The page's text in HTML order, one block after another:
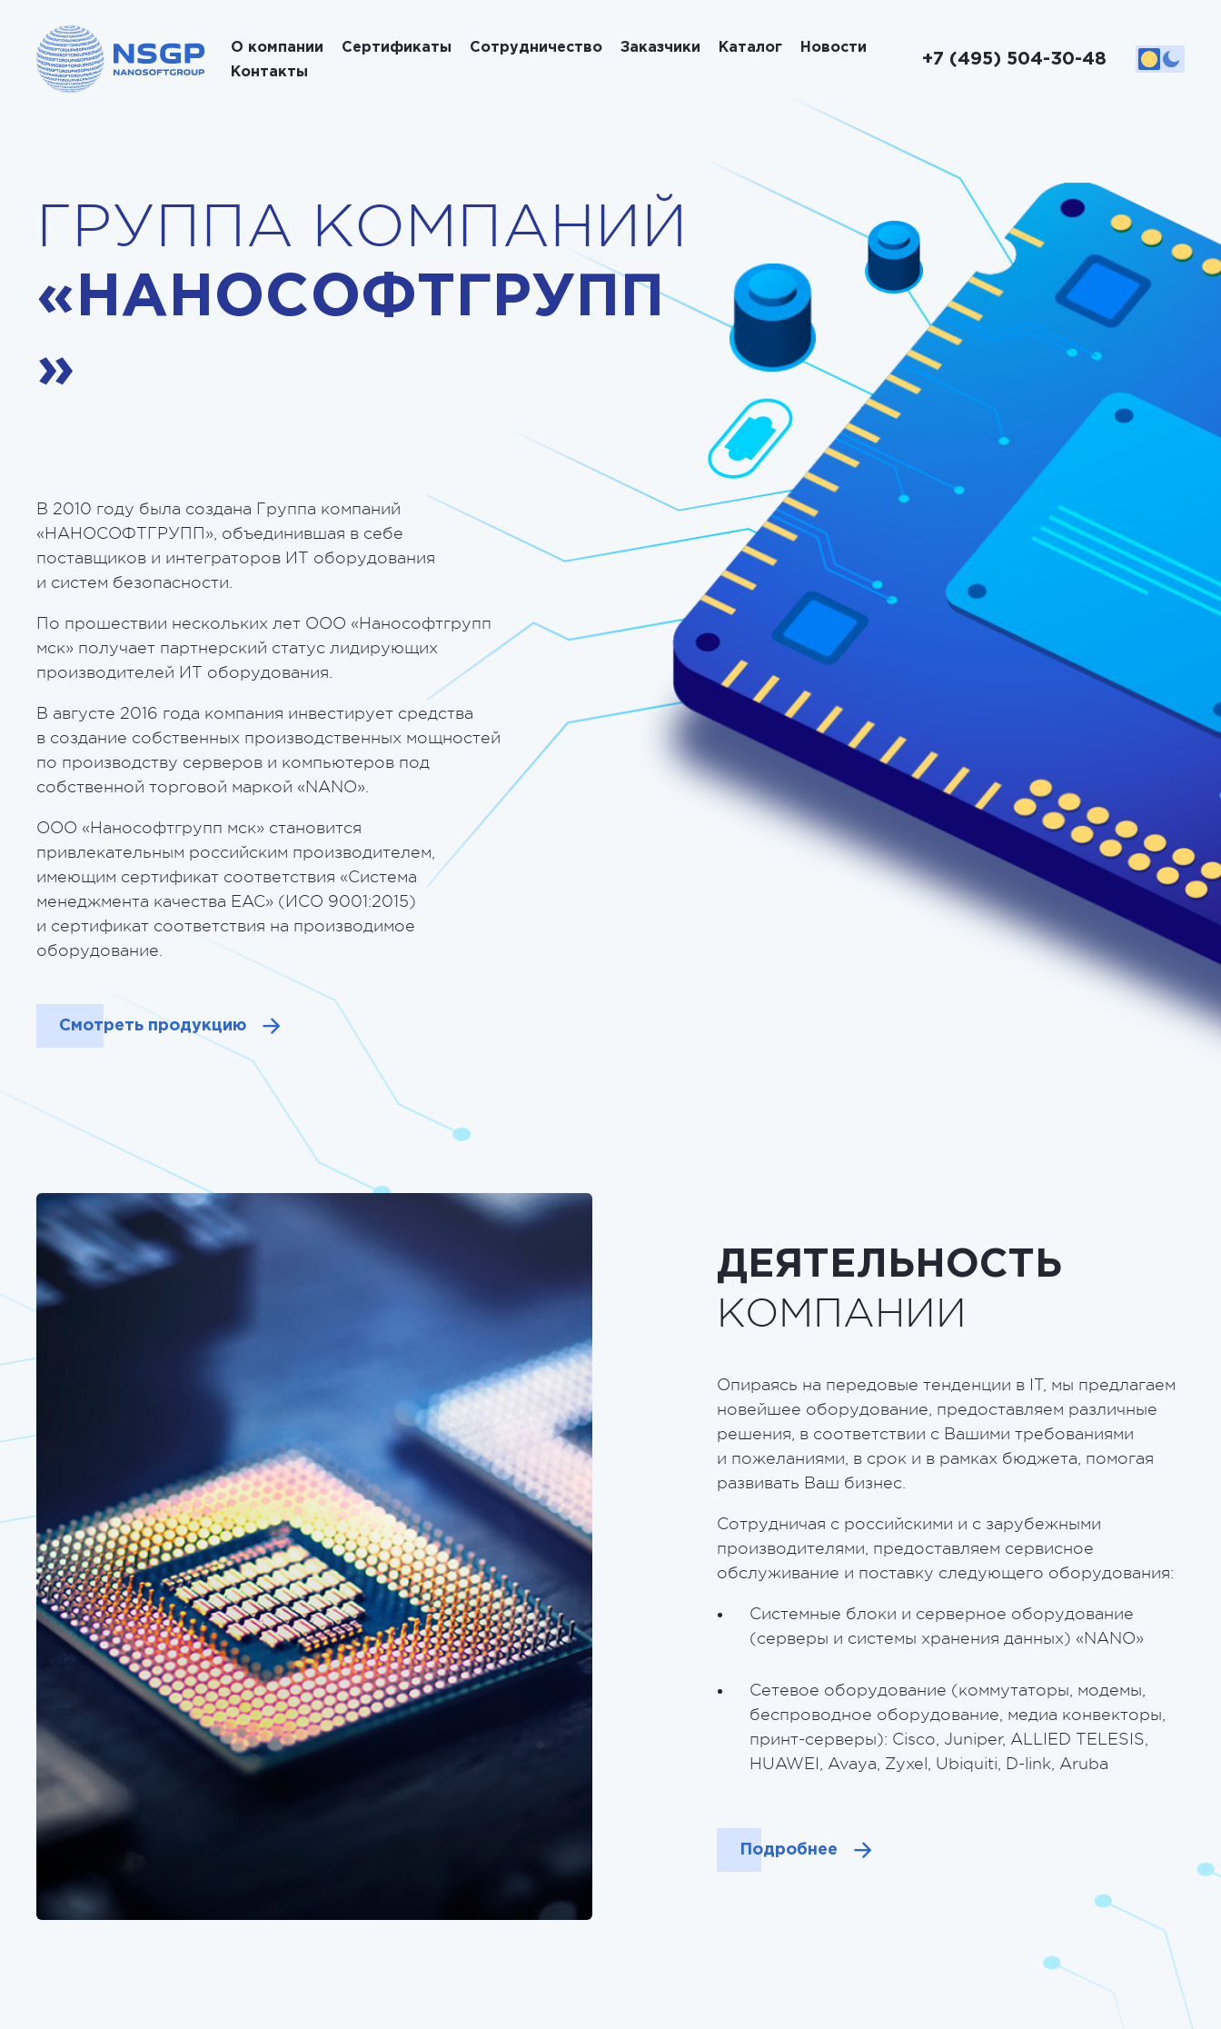
О компании Сертификаты Сотрудничество Заказчики Каталог
Новости
Контакты
+7 (495) 504-30-48
ГРУППА КОМПАНИЙ
«НАНОСОФТГРУПП
»
В 2010 году была создана Группа компаний
«НАНОСОФТГРУПП», объединившая в себе
поставщиков и интеграторов ИТ оборудования
и систем безопасности.
По прошествии нескольких лет ООО «Нанософтгрупп
мск» получает партнерский статус лидирующих
производителей ИТ оборудования.
В августе 2016 года компания инвестирует средства
в создание собственных производственных мощностей
по производству серверов и компьютеров под
собственной торговой маркой «NANO».
ООО «Нанософтгрупп мск» становится
привлекательным российским производителем,
имеющим сертификат соответствия «Система
менеджмента качества EAC» (ИСО 9001:2015)
и сертификат соответствия на производимое
оборудование.
Смотреть продукцию
ДЕЯТЕЛЬНОСТЬ
КОМПАНИИ
Опираясь на передовые тенденции в IT, мы предлагаем
новейшее оборудование, предоставляем различные
решения, в соответствии с Вашими требованиями
и пожеланиями, в срок и в рамках бюджета, помогая
развивать Ваш бизнес.
Сотрудничая с российскими и с зарубежными
производителями, предоставляем сервисное
обслуживание и поставку следующего оборудования:
Системные блоки и серверное оборудование
(серверы и системы хранения данных) «NANO»
Сетевое оборудование (коммутаторы, модемы,
беспроводное оборудование, медиа конвекторы,
принт-серверы): Cisco, Juniper, ALLIED TELESIS,
HUAWEI, Avaya, Zyxel, Ubiquiti, D-link, Aruba
Подробнее